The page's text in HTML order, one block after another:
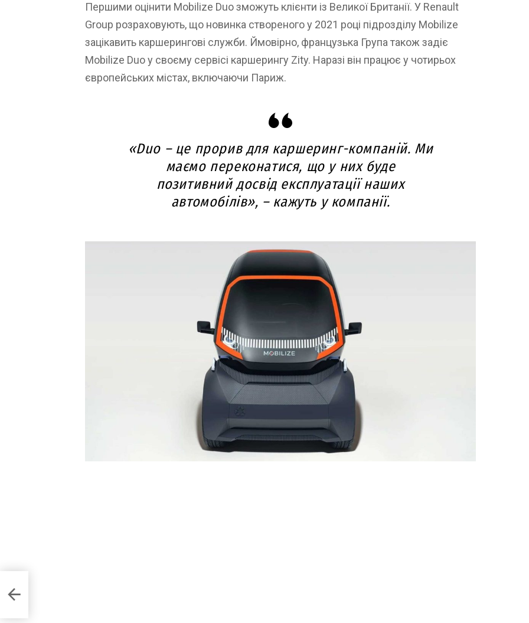
Першими оцінити Mobilize Duo зможуть клієнти із Великої Британії. У Renault
Group розраховують, що новинка створеного у 2021 році підрозділу Mobilize
зацікавить каршерингові служби. Ймовірно, французька Група також задіє
Mobilize Duo у своєму сервісі каршерингу Zity. Наразі він працює у чотирьох
європейських містах, включаючи Париж.
«Duo – це прорив для каршеринг-компаній. Ми
маємо переконатися, що у них буде
позитивний досвід експлуатації наших
автомобілів», – кажуть у компанії.